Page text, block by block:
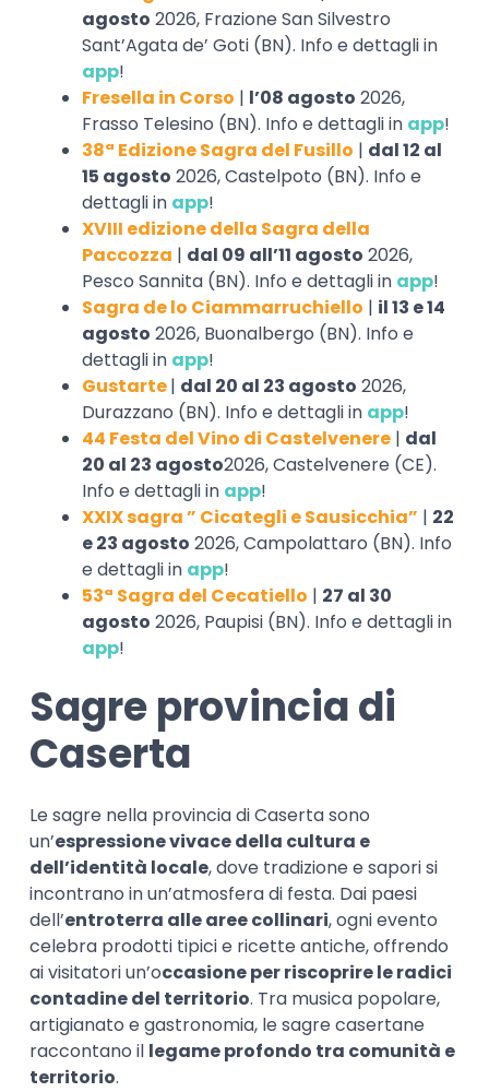
agosto 2026, Frazione San Silvestro
Sant’Agata de’ Goti (BN). Info e dettagli in
app!
Fresella in Corso | l’08 agosto 2026,
Frasso Telesino (BN). Info e dettagli in app!
38ª Edizione Sagra del Fusillo | dal 12 al
15 agosto 2026, Castelpoto (BN). Info e
dettagli in app!
XVIII edizione della Sagra della
Paccozza | dal 09 all’11 agosto 2026,
Pesco Sannita (BN). Info e dettagli in app!
Sagra de lo Ciammarruchiello | il 13 e 14
agosto 2026, Buonalbergo (BN). Info e
dettagli in app!
Gustarte| dal 20 al 23 agosto 2026,
Durazzano (BN). Info e dettagli in app!
44 Festa del Vino di Castelvenere | dal
20 al 23 agosto2026, Castelvenere (CE).
Info e dettagli in app!
XXIX sagra ” Cicategli e Sausicchia” | 22
e 23 agosto 2026, Campolattaro (BN). Info
e dettagli in app!
53ª Sagra del Cecatiello | 27 al 30
agosto 2026, Paupisi (BN). Info e dettagli in
app!
Sagre provincia di
Caserta
Le sagre nella provincia di Caserta sono
un’espressione vivace della cultura e
dell’identità locale, dove tradizione e sapori si
incontrano in un’atmosfera di festa. Dai paesi
dell’entroterra alle aree collinari, ogni evento
celebra prodotti tipici e ricette antiche, offrendo
ai visitatori un’occasione per riscoprire le radici
contadine del territorio. Tra musica popolare,
artigianato e gastronomia, le sagre casertane
raccontano il legame profondo tra comunità e
territorio.